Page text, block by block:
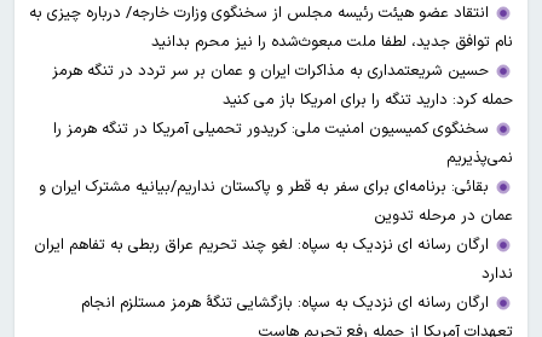
انتقاد عضو هیئت رئیسه مجلس از سخنگوی وزارت خارجه/ درباره چیزی به
نام توافق جدید، لطفا ملت مبعوث‌شده را نیز محرم بدانید
حسین شریعتمداری به مذاکرات ایران و عمان بر سر تردد در تنگه هرمز
حمله کرد: دارید تنگه را برای امریکا باز می کنید
سخنگوی کمیسیون امنیت ملی: کریدور تحمیلی آمریکا در تنگه هرمز را
نمی‌پذیریم
بقائی: برنامه‌ای برای سفر به قطر و پاکستان نداریم/بیانیه مشترک ایران و
عمان در مرحله تدوین
ارگان رسانه ای نزدیک به سپاه: لغو چند تحریم عراق ربطی به تفاهم ایران
ندارد
ارگان رسانه ای نزدیک به سپاه: بازگشایی تنگۀ هرمز مستلزم انجام
تعهدات آمریکا از جمله رفع تحریم هاست